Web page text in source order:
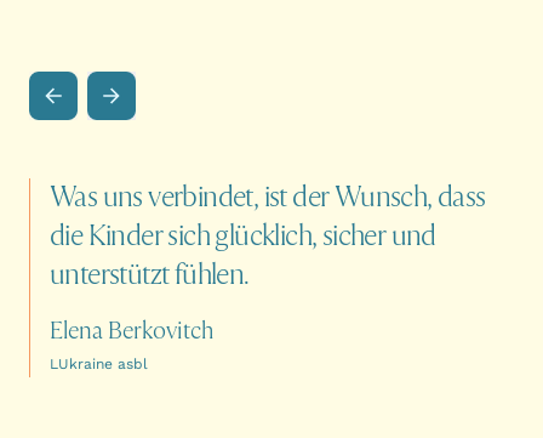
Was unsverbindet, istderWunsch, dass
dieKindersichglücklich, sicherund
unterstütztfühlen.
Elena Berkovitch
LUkraine asbl